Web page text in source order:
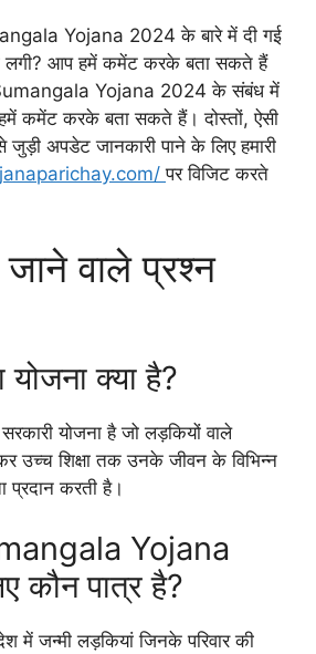
Yojana 2024 के बारे में दी गई
लगी? आप हमें कमेंट करके बता सकते हैं
Yojana 2024 के संबंध में
कमेंट करके बता सकते हैं। दोस्तों, ऐसी
जुड़ी अपडेट जानकारी पाने के लिए हमारी
पर विजिट करते
वाले प्रश्न
क्या है?
योजना है जो लड़कियों वाले
उच्च शिक्षा तक उनके जीवन के विभिन्न
प्रदान करती है।
Yojana
कौन पात्र है?
में जन्मी लड़कियां जिनके परिवार की